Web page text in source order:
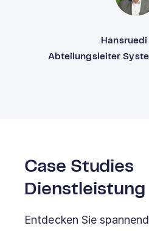
David
Case Studies
Dienstleistung
Entdecken Sie